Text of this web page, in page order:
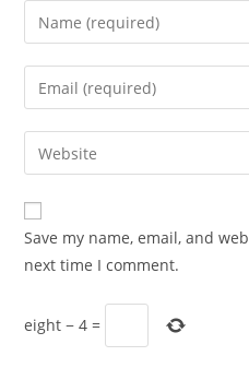
Enter
your
name
comment
Enter
your
email
address
comment
Enter
your
website
URL
(optional)
Save my name, email, and
next time I comment.
eight −4 =